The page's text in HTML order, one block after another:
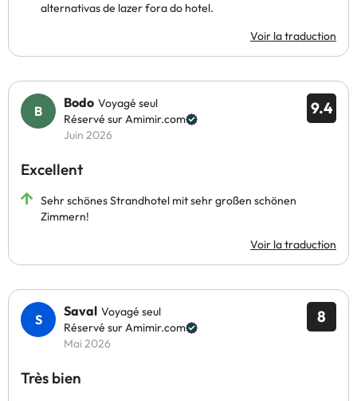
alternativas de lazer fora do hotel.
Voir la traduction
9.4
Bodo Voyagé seul
Réservé sur Amimir.com
Juin 2026
Excellent
Sehr schönes Strandhotel mit sehr großen schönen
Zimmern!
Voir la traduction
8
Saval Voyagé seul
Réservé sur Amimir.com
Mai 2026
Très bien